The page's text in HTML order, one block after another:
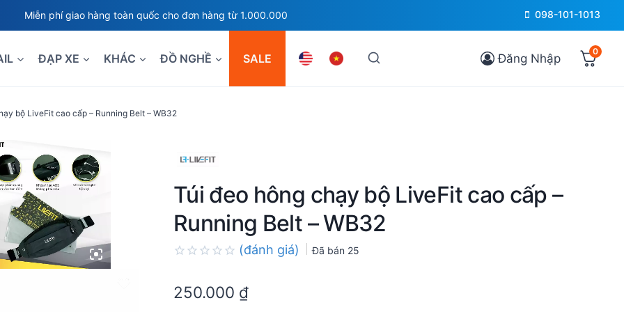
Miễn phí giao hàng toàn quốc cho đơn hàng từ 1.000.000 098-101-1013
ĐẠP XE KHÁC ĐỒ NGHỀ SALE Đăng Nhập 0
bộ LiveFit cao cấp – Running Belt – WB32
Túi đeo hông chạy bộ LiveFit cao cấp –
Running Belt – WB32
out
(đánh giá) Đã bán 25
250.000 ₫